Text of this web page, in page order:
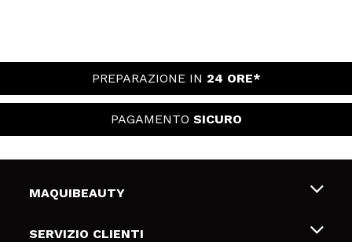
PREPARAZIONE IN 24 ORE*
PAGAMENTO SICURO
MAQUIBEAUTY
Chi siamo
SERVIZIO CLIENTI